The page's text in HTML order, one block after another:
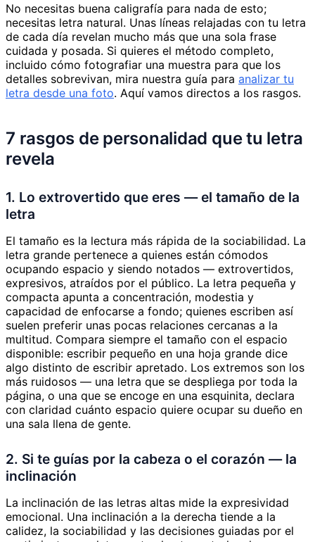
No necesitas buena caligrafía para nada de esto;
necesitas letra natural. Unas líneas relajadas con tu letra
de cada día revelan mucho más que una sola frase
cuidada y posada. Si quieres el método completo,
incluido cómo fotografiar una muestra para que los
detalles sobrevivan, mira nuestra guía para analizar tu
letra desde una foto. Aquí vamos directos a los rasgos.
7 rasgos de personalidad que tu letra
revela
1. Lo extrovertido que eres — el tamaño de la
letra
El tamaño es la lectura más rápida de la sociabilidad. La
letra grande pertenece a quienes están cómodos
ocupando espacio y siendo notados — extrovertidos,
expresivos, atraídos por el público. La letra pequeña y
compacta apunta a concentración, modestia y
capacidad de enfocarse a fondo; quienes escriben así
suelen preferir unas pocas relaciones cercanas a la
multitud. Compara siempre el tamaño con el espacio
disponible: escribir pequeño en una hoja grande dice
algo distinto de escribir apretado. Los extremos son los
más ruidosos — una letra que se despliega por toda la
página, o una que se encoge en una esquinita, declara
con claridad cuánto espacio quiere ocupar su dueño en
una sala llena de gente.
2. Si te guías por la cabeza o el corazón — la
inclinación
La inclinación de las letras altas mide la expresividad
emocional. Una inclinación a la derecha tiende a la
calidez, la sociabilidad y las decisiones guiadas por el